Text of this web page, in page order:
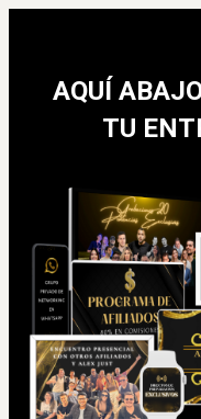
AQUÍ
TU